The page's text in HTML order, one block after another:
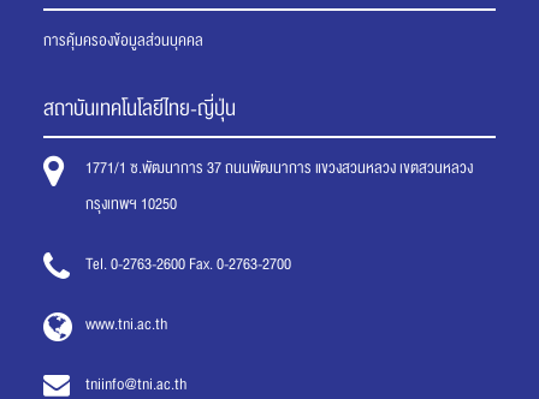
การคุ้มครองข้อมูลส่วนบุคคล
สถาบันเทคโนโลยีไทย-ญี่ปุ่น
1771/1 ซ.พัฒนาการ 37 ถนนพัฒนาการ แขวงสวนหลวง เขตสวนหลวง
กรุงเทพฯ 10250
Tel. 0-2763-2600 Fax. 0-2763-2700
www.tni.ac.th
tniinfo@tni.ac.th